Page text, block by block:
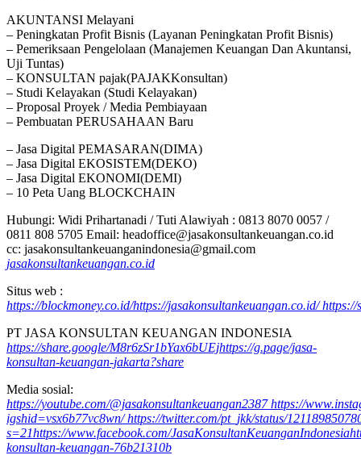
AKUNTANSI Melayani
– Peningkatan Profit Bisnis (Layanan Peningkatan Profit Bisnis)
– Pemeriksaan Pengelolaan (Manajemen Keuangan Dan Akuntansi,
Uji Tuntas)
– KONSULTAN pajak(PAJAKKonsultan)
– Studi Kelayakan (Studi Kelayakan)
– Proposal Proyek / Media Pembiayaan
– Pembuatan PERUSAHAAN Baru
– Jasa Digital PEMASARAN(DIMA)
– Jasa Digital EKOSISTEM(DEKO)
– Jasa Digital EKONOMI(DEMI)
– 10 Peta Uang BLOCKCHAIN
Hubungi: Widi Prihartanadi / Tuti Alawiyah : 0813 8070 0057 /
0811 808 5705 Email: headoffice@jasakonsultankeuangan.co.id
cc: jasakonsultankeuanganindonesia@gmail.com
jasakonsultankeuangan.co.id
Situs web :
https://blockmoney.co.id/https://jasakonsultankeuangan.co.id/https://
PT JASA KONSULTAN KEUANGAN INDONESIA
https://share.google/M8r6zSr1bYax6bUEjhttps://g.page/jasa-
konsultan-keuangan-jakarta?share
Media sosial:
https://youtube.com/@jasakonsultankeuangan2387https://
igshid=vsx6b77vc8wn/https://twitter.com/pt_jkk/status/
s=21https://www.facebook.com/JasaKonsultanKeuanganIndonesia
konsultan-keuangan-76b21310b